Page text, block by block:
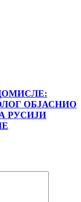
ОБЈАСНИО
РУСИЈИ